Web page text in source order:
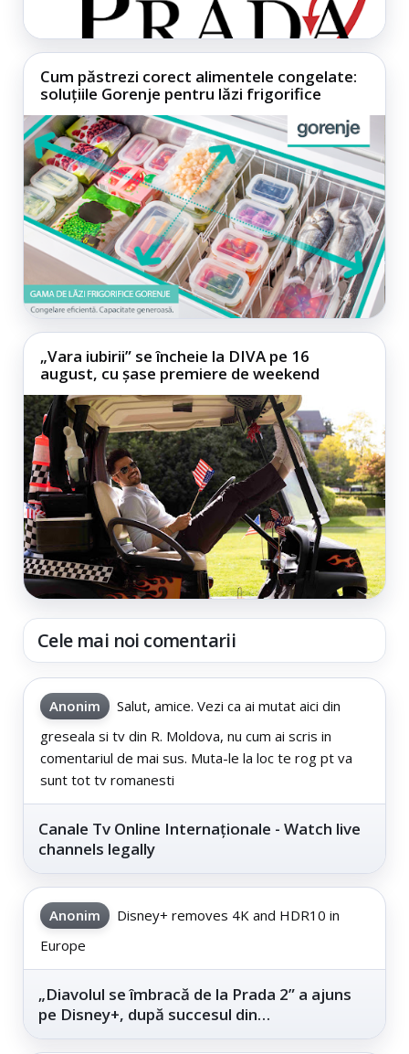
Cum păstrezi corect alimentele congelate:
soluțiile Gorenje pentru lăzi frigorifice
„Vara iubirii” se încheie la DIVA pe 16
august, cu șase premiere de weekend
Cele mai noi comentarii
Anonim
Salut, amice. Vezi ca ai mutat aici din
greseala si tv din R. Moldova, nu cum ai scris in
comentariul de mai sus. Muta-le la loc te rog pt va
sunt tot tv romanesti
Canale Tv Online Internaționale - Watch live
channels legally
Anonim
Disney+ removes 4K and HDR10 in
Europe
„Diavolul se îmbracă de la Prada 2” a ajuns
pe Disney+, după succesul din